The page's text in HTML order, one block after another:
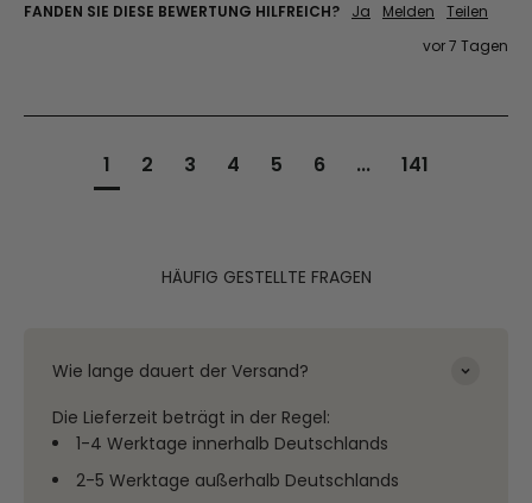
FANDEN SIE DIESE BEWERTUNG HILFREICH? Ja Melden
Teilen
vor 7 Tagen
1 2 3 4 5 6 ... 141
HÄUFIG GESTELLTE FRAGEN
Wie lange dauert der Versand?
Die Lieferzeit beträgt in der Regel:
1-4 Werktage innerhalb Deutschlands
2-5 Werktage außerhalb Deutschlands